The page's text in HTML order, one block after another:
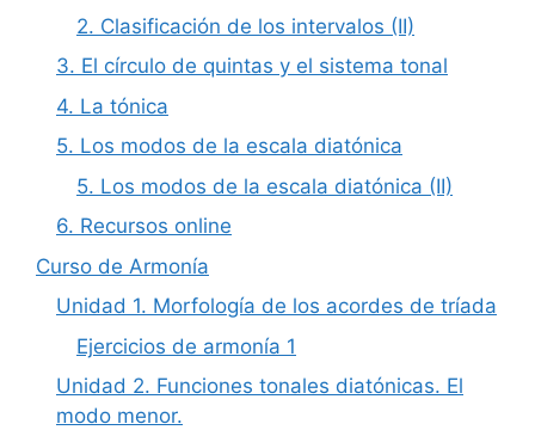
2. Clasificación de los intervalos (II)
3. El círculo de quintas y el sistema tonal
4. La tónica
5. Los modos de la escala diatónica
5. Los modos de la escala diatónica (II)
6. Recursos online
Curso de Armonía
Unidad 1. Morfología de los acordes de tríada
Ejercicios de armonía 1
Unidad 2. Funciones tonales diatónicas. El
modo menor.